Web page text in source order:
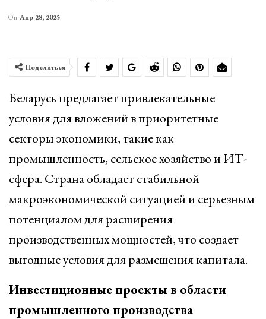
On Апр 28, 2025
Поделиться
Беларусь предлагает привлекательные
условия для вложений в приоритетные
секторы экономики, такие как
промышленность, сельское хозяйство и ИТ-
сфера. Страна обладает стабильной
макроэкономической ситуацией и серьезным
потенциалом для расширения
производственных мощностей, что создает
выгодные условия для размещения капитала.
Инвестиционные проекты в области
промышленного производства